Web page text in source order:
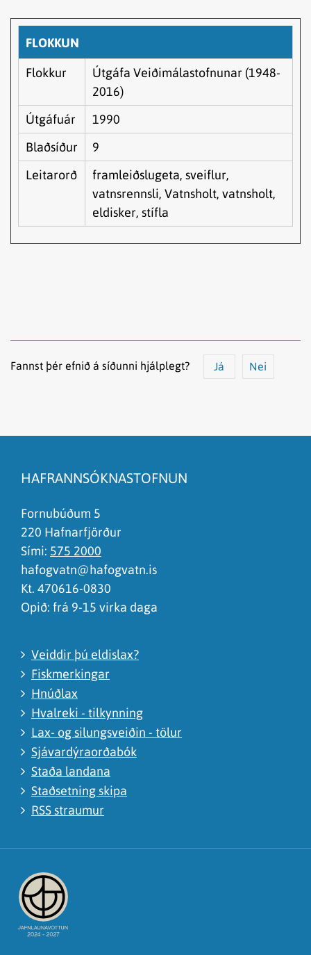
FLOKKUN
Flokkur
Útgáfa Veiðimálastofnunar (1948-
2016)
Útgáfuár
1990
Blaðsíður
9
Leitarorð
framleiðslugeta, sveiflur,
vatnsrennsli, Vatnsholt, vatnsholt,
eldisker, stífla
Fannst þér efnið á síðunni hjálplegt? Já Nei
Það er of mikið efni á síðunni
Ég skil ekki efnið, finnst það of flókið
HAFRANNSÓKNASTOFNUN
Fornubúðum 5
220 Hafnarfjörður
Sími: 575 2000
hafogvatn@hafogvatn.is
Kt. 470616-0830
Opið: frá 9-15 virka daga
Veiddir þú eldislax?
Fiskmerkingar
Hnúðlax
Hvalreki - tilkynning
Lax- og silungsveiðin - tölur
Sjávardýraorðabók
Staða landana
Staðsetning skipa
RSS straumur